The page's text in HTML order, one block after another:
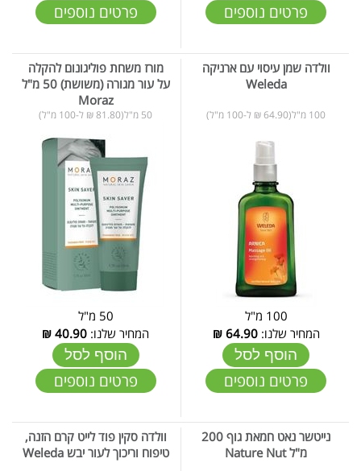
פרטים נוספים פרטים נוספים
וולדה שמן עיסוי עם ארניקה
Weleda
100 מ"ל(64.90 ₪ ל-100 מ"ל)
100 מ"ל
המחיר שלנו:64.90
₪
הוסף לסל
פרטים נוספים
מורז משחת פוליגונום להקלה
על עור מגורה (משושת) 50 מ"ל
Moraz
50 מ"ל(81.80 ₪ ל-100 מ"ל)
50 מ"ל
המחיר שלנו: 40.90
₪
הוסף לסל
פרטים נוספים
נייטשר נאט חמאת גוף 200
מ"ל Nature Nut
וולדה סקין פוד לייט קרם הזנה,
טיפוח וריכוך לעור יבש Weleda